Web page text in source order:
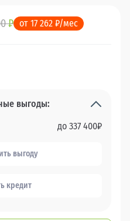
₽ от 17 262 ₽/мес
выгоды:
до 337 400₽
выгоду
кредит